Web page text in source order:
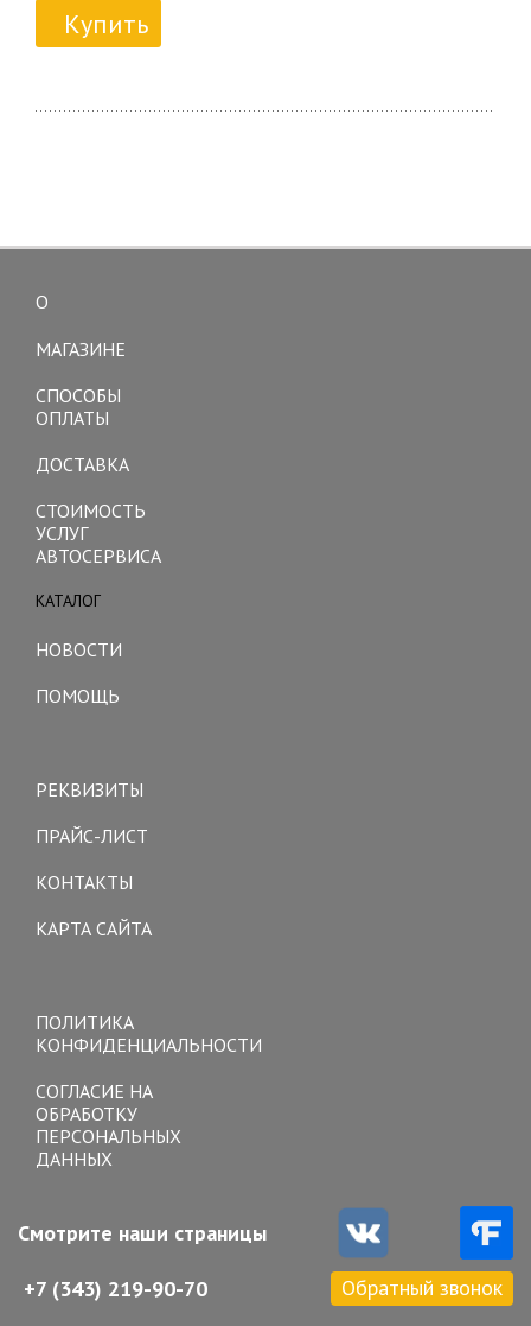
Купить
О
МАГАЗИНЕ
СПОСОБЫ
ОПЛАТЫ
ДОСТАВКА
СТОИМОСТЬ
УСЛУГ
АВТОСЕРВИСА
КАТАЛОГ
НОВОСТИ
ПОМОЩЬ
РЕКВИЗИТЫ
ПРАЙС-ЛИСТ
КОНТАКТЫ
КАРТА САЙТА
ПОЛИТИКА
КОНФИДЕНЦИАЛЬНОСТИ
СОГЛАСИЕ НА
ОБРАБОТКУ
ПЕРСОНАЛЬНЫХ
ДАННЫХ
Смотрите наши страницы
+7 (343) 219-90-70 Обратный звонок